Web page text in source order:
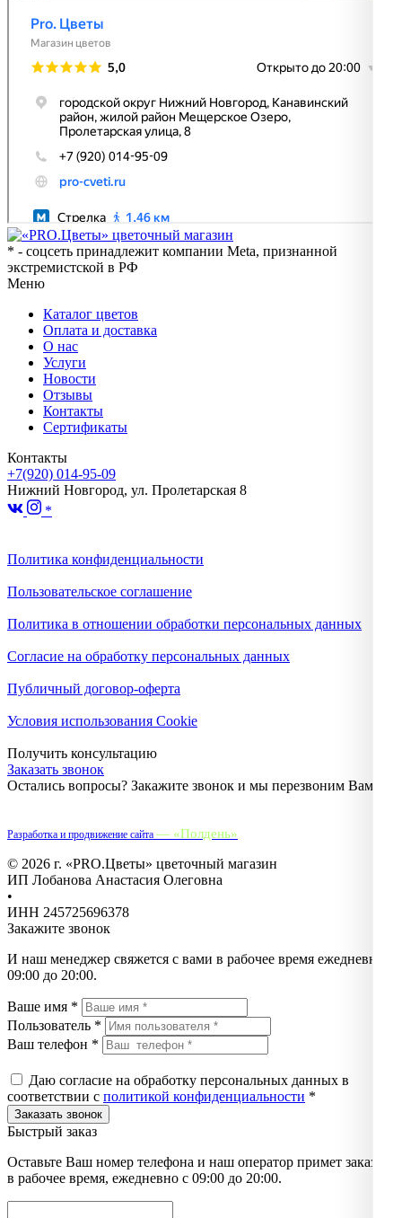
* - соцсеть принадлежит компании Meta, признанной
экстремистской в РФ
Меню
Каталог цветов
Оплата и доставка
О нас
Услуги
Новости
Отзывы
Контакты
Сертификаты
Контакты
+7(920) 014-95-09
Нижний Новгород, ул. Пролетарская 8
*
Политика конфиденциальности
Пользовательское соглашение
Политика в отношении обработки персональных данных
Согласие на обработку персональных данных
Публичный договор-оферта
Условия использования Cookie
Получить консультацию
Заказать звонок
Остались вопросы? Закажите звонок и мы перезвоним Вам.
Разработка и продвижение сайта — «Полдень»
© 2026 г. «PRO.Цветы» цветочный магазин
ИП Лобанова Анастасия Олеговна
•
ИНН 245725696378
Закажите звонок
И наш менеджер свяжется с вами в рабочее время ежедневно с
09:00 до 20:00.
Ваше имя *
Пользователь *
Ваш телефон *
Даю согласие на обработку персональных данных в
соответствии с политикой конфиденциальности *
Быстрый заказ
Оставьте Ваш номер телефона и наш оператор примет заказ
в рабочее время, ежедневно с 09:00 до 20:00.